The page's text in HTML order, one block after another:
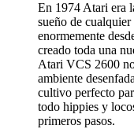
En 1974 Atari era
sueño de
enormemente
creado toda una
Atari VCS 2600
ambiente
cultivo perfecto
todo hippies y
primeros pasos.